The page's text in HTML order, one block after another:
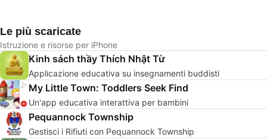
Le più scaricate
Istruzione e risorse per iPhone
Kinh sách thầy Thích Nhật Từ
Applicazione educativa su insegnamenti buddisti
My Little Town: Toddlers Seek Find
Un'app educativa interattiva per bambini
Pequannock Township
Gestisci i Rifiuti con Pequannock Township